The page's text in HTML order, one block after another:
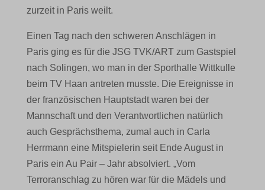
zurzeit in Paris weilt.
Einen Tag nach den schweren Anschlägen in
Paris ging es für die JSG TVK/ART zum Gastspiel
nach Solingen, wo man in der Sporthalle Wittkulle
beim TV Haan antreten musste. Die Ereignisse in
der französischen Hauptstadt waren bei der
Mannschaft und den Verantwortlichen natürlich
auch Gesprächsthema, zumal auch in Carla
Herrmann eine Mitspielerin seit Ende August in
Paris ein Au Pair – Jahr absolviert. „Vom
Terroranschlag zu hören war für die Mädels und